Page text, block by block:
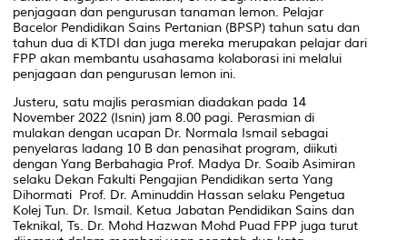
penjagaan dan pengurusan tanaman lemon. Pelajar
Bacelor Pendidikan Sains Pertanian (BPSP) tahun satu dan
tahun dua di KTDI dan juga mereka merupakan pelajar dari
FPP akan membantu usahasama kolaborasi ini melalui
penjagaan dan pengurusan lemon ini.
Justeru, satu majlis perasmian diadakan pada 14
November 2022 (Isnin) jam 8.00 pagi. Perasmian di
mulakan dengan ucapan Dr. Normala Ismail sebagai
penyelaras ladang 10 B dan penasihat program, diikuti
dengan Yang Berbahagia Prof. Madya Dr. Soaib Asimiran
selaku Dekan Fakulti Pengajian Pendidikan serta Yang
Dihormati Prof. Dr. Aminuddin Hassan selaku Pengetua
Kolej Tun. Dr. Ismail. Ketua Jabatan Pendidikan Sains dan
Teknikal, Ts. Dr. Mohd Hazwan Mohd Puad FPP juga turut